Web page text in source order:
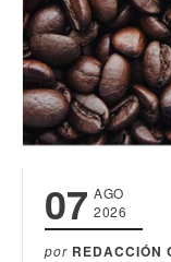
07 AGO
2026
por REDACCIÓN